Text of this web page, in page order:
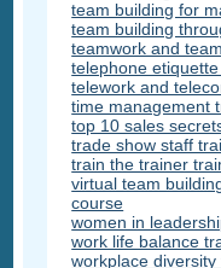
team building for
team building
teamwork and
telephone
telework and
time management
top 10 sales
trade show staff
train the trainer
virtual team
course
women in
work life balance
workplace